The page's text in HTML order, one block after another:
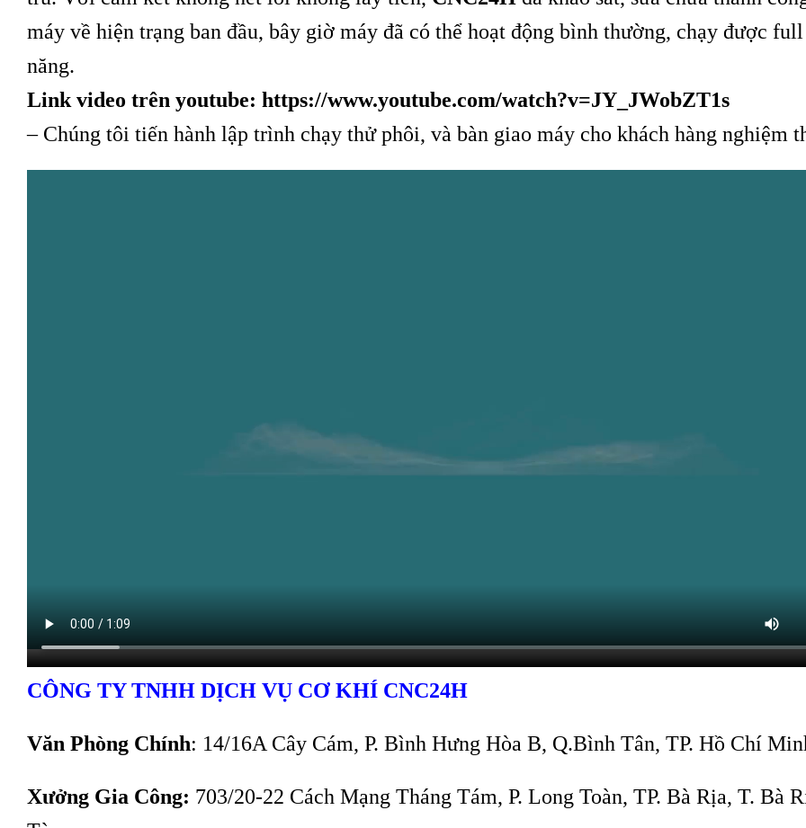
máy về hiện trạng ban đầu, bây giờ máy đã có thể hoạt động bình thường, chạy được
năng.
Link video trên youtube: https://www.youtube.com/watch?v=JY_JWobZT1s
– Chúng tôi tiến hành lập trình chạy thử phôi, và bàn giao máy cho khách hàng nghiệm
CÔNG TY TNHH DỊCH VỤ CƠ KHÍ CNC24H
Văn Phòng Chính: 14/16A Cây Cám, P. Bình Hưng Hòa B, Q.Bình Tân, TP. Hồ Chí
Xưởng Gia Công: 703/20-22 Cách Mạng Tháng Tám, P. Long Toàn, TP. Bà Rịa, T. Bà